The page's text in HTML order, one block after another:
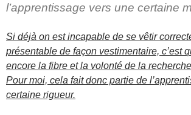
l’apprentissage vers une certaine
Si déjà on est incapable de se vêtir
présentable de façon vestimentaire, c’est
encore la fibre et la volonté de la
Pour moi, cela fait donc partie de
certaine rigueur.